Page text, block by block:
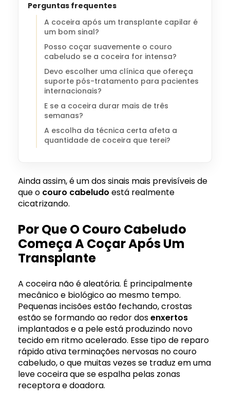
Perguntas frequentes
A coceira após um transplante capilar é
um bom sinal?
Posso coçar suavemente o couro
cabeludo se a coceira for intensa?
Devo escolher uma clínica que ofereça
suporte pós-tratamento para pacientes
internacionais?
E se a coceira durar mais de três
semanas?
A escolha da técnica certa afeta a
quantidade de coceira que terei?
Ainda assim, é um dos sinais mais previsíveis de
que o couro cabeludo está realmente
cicatrizando.
Por Que O Couro Cabeludo
Começa A Coçar Após Um
Transplante
A coceira não é aleatória. É principalmente
mecânico e biológico ao mesmo tempo.
Pequenas incisões estão fechando, crostas
estão se formando ao redor dosenxertos
implantados e a pele está produzindo novo
tecido em ritmo acelerado. Esse tipo de reparo
rápido ativa terminações nervosas no couro
cabeludo, o que muitas vezes se traduz em uma
leve coceira que se espalha pelas zonas
receptora e doadora.